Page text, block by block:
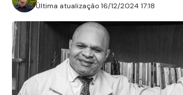
Última atualização 16/12/2024 17:18